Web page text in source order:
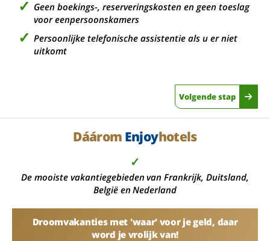
Geen boekings-, reserveringskosten en geen toeslag
voor eenpersoonskamers
Persoonlijke telefonische assistentie als u er niet
uitkomt
Volgende stap
Dáárom Enjoyhotels
✓
De mooiste vakantiegebieden van Frankrijk, Duitsland,
België en Nederland
Droomvakanties met 'waar' voor je geld, daar
word je vrolijk van!